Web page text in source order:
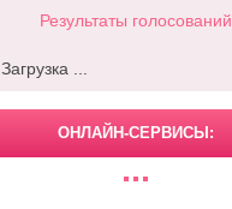
Результаты голосований
Загрузка ...
ОНЛАЙН-СЕРВИСЫ: